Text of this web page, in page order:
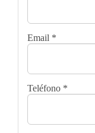
Email *
Teléfono *